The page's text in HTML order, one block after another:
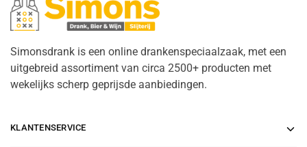
Simonsdrank is een online drankenspeciaalzaak, met een
uitgebreid assortiment van circa 2500+ producten met
wekelijks scherp geprijsde aanbiedingen.
KLANTENSERVICE